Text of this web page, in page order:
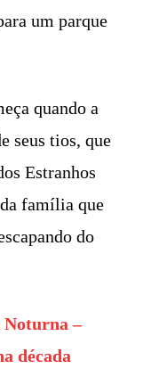
um parque
quando a
seus tios, que
Estranhos
família que
do
Noturna –
década